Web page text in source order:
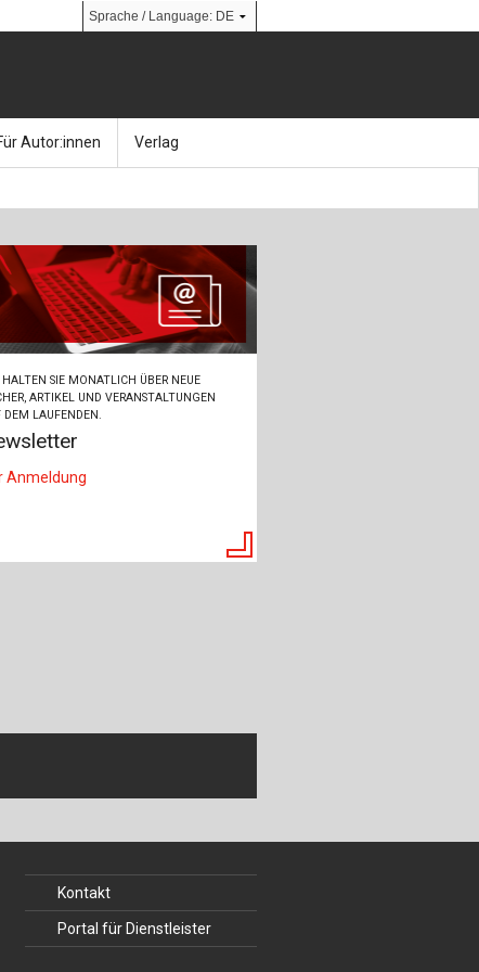
Social Media
Autor:innen
Zeitschriften
Verlag
Ansprechpartner:innen
So finden Sie uns
bauingenieur24 – Berufsportal
Ingenieurbaupreis
HALTEN SIE MONATLICH ÜBER NEUE
ARTIKEL UND VERANSTALTUNGEN
DEM LAUFENDEN.
Anmeldung
Kontakt
Portal für Dienstleister